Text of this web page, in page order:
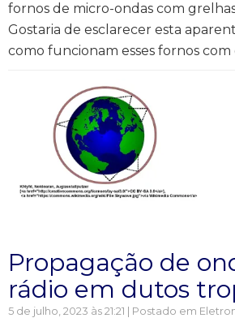
fornos de micro-ondas com
Gostaria de esclarecer esta
como funcionam esses fornos com
Propagação de
rádio em dutos
5 de julho, 2023 às 21:21 | Postado em